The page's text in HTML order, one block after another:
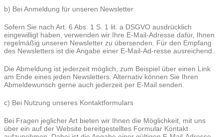
b) Bei Anmeldung für unseren Newsletter
Sofern Sie nach Art. 6 Abs. 1 S. 1 lit. a DSGVO ausdrücklich
eingewilligt haben, verwenden wir Ihre E-Mail-Adresse dafür, Ihnen
regelmäßig unseren Newsletter zu übersenden. Für den Empfang
des Newsletters ist die Angabe einer E-Mail-Ad-resse ausreichend.
Die Abmeldung ist jederzeit möglich, zum Beispiel über einen Link
am Ende eines jeden Newsletters. Alternativ können Sie Ihren
Abmeldewunsch gerne auch jederzeit per E-Mail senden.
c) Bei Nutzung unseres Kontaktformulars
Bei Fragen jeglicher Art bieten wir Ihnen die Möglichkeit, mit uns
über ein auf der Website bereitgestelltes Formular Kontakt